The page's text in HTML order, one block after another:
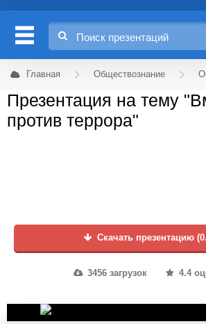
Главная Обществознание
Презентация на тему
против террора"
Скачать презентацию
3456 загрузок 4.4